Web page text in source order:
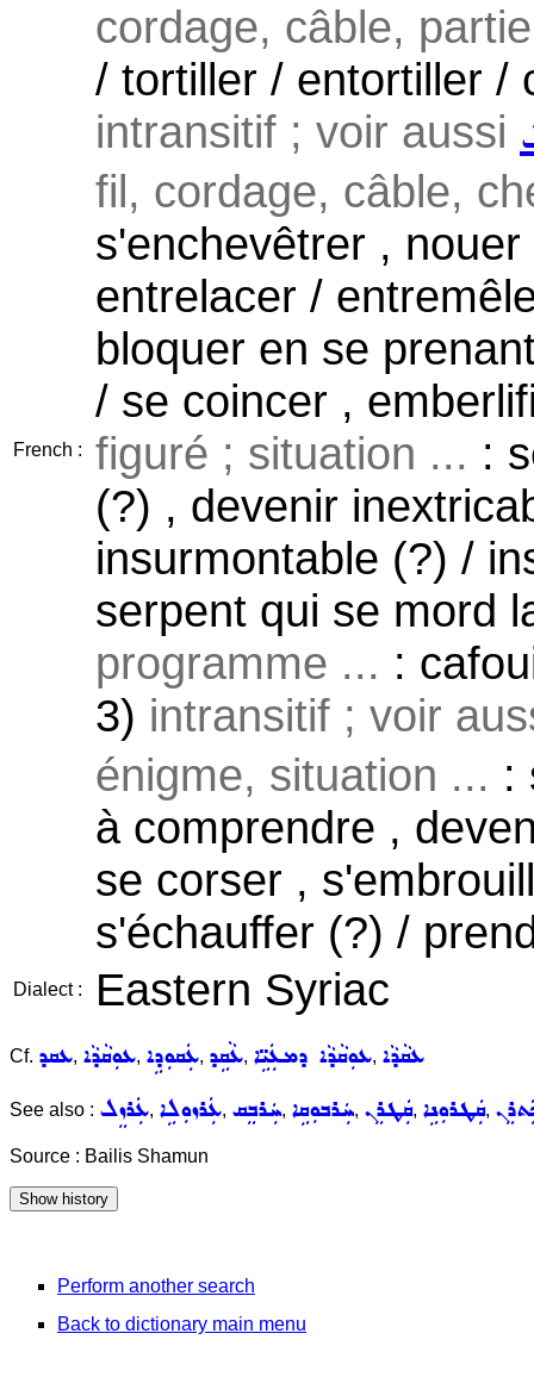
French :
cordage, câble,
/ tortiller / entortiller /
intransitif ; voir aussi
fil, cordage, câble,
s'enchevêtrer ,
entrelacer /
bloquer en se
/ se coincer ,
figuré ; situation ... :
(?) , devenir
insurmontable (?) /
serpent qui se mord
programme ... :
3) intransitif ; voir
énigme, situation ... :
à comprendre ,
se corser ,
s'échauffer (?) /
Dialect : Eastern Syriac
Cf. ܥܩܕ, ܥܘܼܩܵܕܵܐ, ܥܲܩܘܼܕܹܐ, ܥܵܩܹܕ, ܥܘܼܩܵܕܵܐ ܕܡܥܲܝܹ̈ܐ, ܥܩܵܕܵܐ
See also : ܥܲܪܙܸܠ, ܥܲܪܙܘܼܠܹܐ, ܚܲܪܒܸܩ, ܚܲܪܒܘܼܩܹܐ, ܩܲܛܪܸܢ, ܩܲܛܪܘܼܢܹܐ,
Source : Bailis Shamun
Perform another search
Back to dictionary main menu